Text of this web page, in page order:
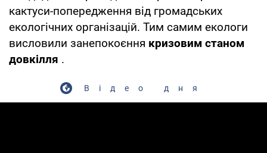
кактуси-попередження від громадських
екологічних організацій. Тим самим екологи
висловили занепокоєння кризовим станом
довкілля .
Відео дня